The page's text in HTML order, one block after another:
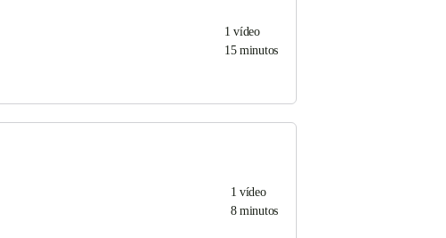
1 vídeo
15 minutos
1 vídeo
8 minutos